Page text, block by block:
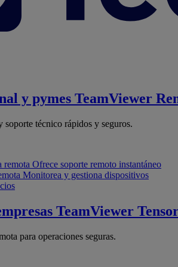
y pymes TeamViewer
soporte técnico rápidos y seguros.
remota Ofrece soporte remoto instantáneo
Monitorea y gestiona dispositivos
TeamViewer Tensor
para operaciones seguras.